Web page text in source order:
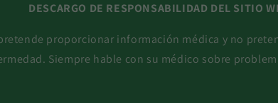
DESCARGO DE RESPONSABILIDAD DEL SITIO
proporcionar información médica y no
Siempre hable con su médico sobre